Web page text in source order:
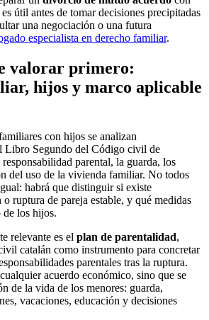
útil antes de tomar decisiones precipitadas
una negociación o una futura
especialista en derecho familiar.
valorar primero:
hijos y marco aplicable
con hijos se analizan
Libro Segundo del Código civil de
parental, la guarda, los
del uso de la vivienda familiar. No todos
habrá que distinguir si existe
ruptura de pareja estable, y qué medidas
de los hijos.
relevante es el plan de parentalidad,
catalán como instrumento para concretar
parentales tras la ruptura.
acuerdo económico, sino que se
de la vida de los menores: guarda,
vacaciones, educación y decisiones